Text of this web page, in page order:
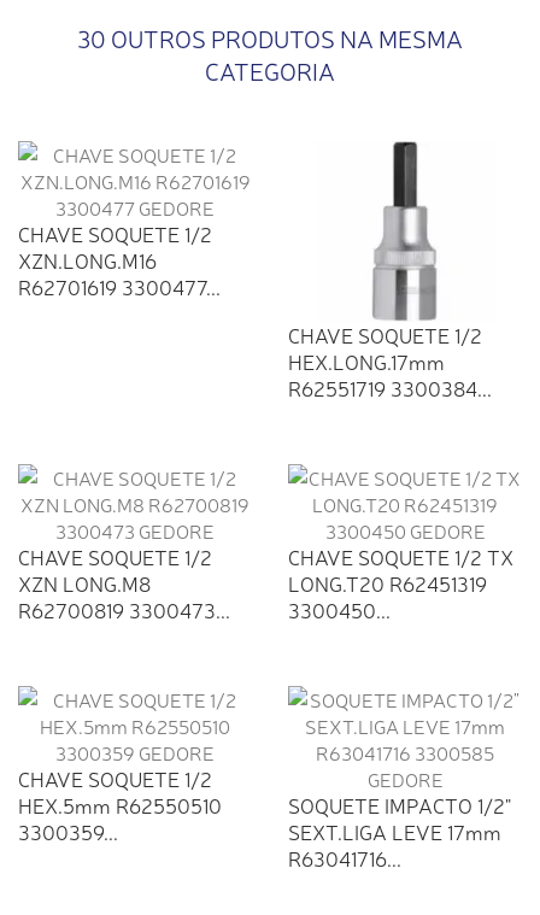
30 OUTROS PRODUTOS NA MESMA
CATEGORIA
CHAVE SOQUETE 1/2
XZN.LONG.M16
R62701619 3300477...
CHAVE SOQUETE 1/2
HEX.LONG.17mm
R62551719 3300384...
CHAVE SOQUETE 1/2
XZN LONG.M8
R62700819 3300473...
CHAVE SOQUETE 1/2 TX
LONG.T20 R62451319
3300450...
CHAVE SOQUETE 1/2
HEX.5mm R62550510
3300359...
SOQUETE IMPACTO 1/2"
SEXT.LIGA LEVE 17mm
R63041716...